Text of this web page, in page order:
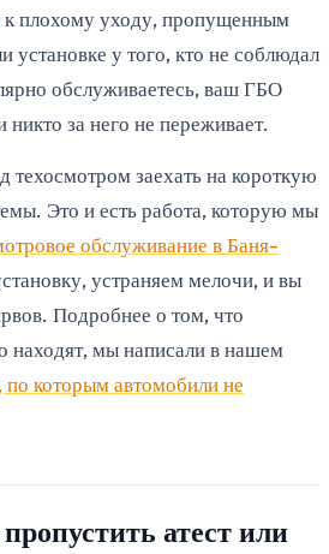
к плохому уходу, пропущенным
установке у того, кто не соблюдал
обслуживаетесь, ваш ГБО
никто за него не переживает.
заехать на короткую
Это и есть работа, которую мы
обслуживание в Баня-
устраняем мелочи, и вы
Подробнее о том, что
находят, мы написали в нашем
по которым автомобили не
атест или